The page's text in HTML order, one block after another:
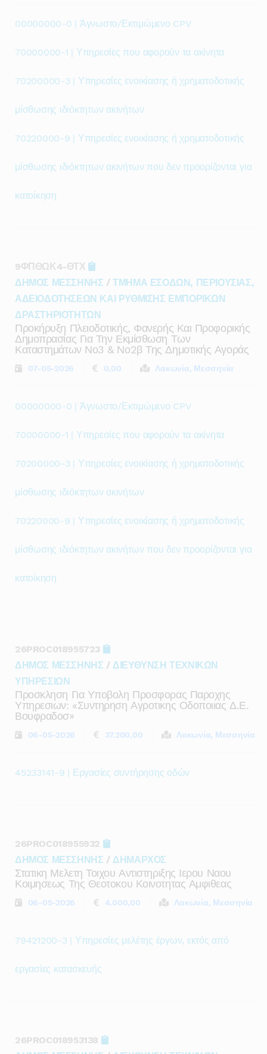
00000000-0 | Άγνωστο/Εκτιμώμενο CPV
70000000-1 | Υπηρεσίες που αφορούν τα ακίνητα
70200000-3 | Υπηρεσίες ενοικίασης ή χρηματοδοτικής
μίσθωσης ιδιόκτητων ακινήτων
70220000-9 | Υπηρεσίες ενοικίασης ή χρηματοδοτικής
μίσθωσης ιδιόκτητων ακινήτων που δεν προορίζονται για
κατοίκηση
9ΦΠΘΩΚ4-ΘΤΧ
ΔΗΜΟΣ ΜΕΣΣΗΝΗΣ /ΤΜΗΜΑ ΕΣΟΔΩΝ, ΠΕΡΙΟΥΣΙΑΣ,
ΑΔΕΙΟΔΟΤΗΣΕΩΝ ΚΑΙ ΡΥΘΜΙΣΗΣ ΕΜΠΟΡΙΚΩΝ
ΔΡΑΣΤΗΡΙΟΤΗΤΩΝ
Προκήρυξη Πλειοδοτικής, Φανερής Και Προφορικής
Δημοπρασίας Για Την Εκμίσθωση Των
Καταστημάτων Νο3 & Νο2β Της Δημοτικής Αγοράς
07-05-2026 0,00 Λακωνία, Μεσσηνία
00000000-0 | Άγνωστο/Εκτιμώμενο CPV
70000000-1 | Υπηρεσίες που αφορούν τα ακίνητα
70200000-3 | Υπηρεσίες ενοικίασης ή χρηματοδοτικής
μίσθωσης ιδιόκτητων ακινήτων
70220000-9 | Υπηρεσίες ενοικίασης ή χρηματοδοτικής
μίσθωσης ιδιόκτητων ακινήτων που δεν προορίζονται για
κατοίκηση
26PROC018955723
ΔΗΜΟΣ ΜΕΣΣΗΝΗΣ / ΔΙΕΥΘΥΝΣΗ ΤΕΧΝΙΚΩΝ
ΥΠΗΡΕΣΙΩΝ
Προσκληση Για Υποβολη Προσφορας Παροχης
Υπηρεσιων: «συντηρηση Αγροτικης Οδοποιιας Δ.ε.
Βουφραδοσ»
06-05-2026 37.200,00 Λακωνία, Μεσσηνία
45233141-9 | Εργασίες συντήρησης οδών
26PROC018955932
ΔΗΜΟΣ ΜΕΣΣΗΝΗΣ / ΔΗΜΑΡΧΟΣ
Στατικη Μελετη Τοιχου Αντιστηριξης Ιερου Ναου
Κοιμησεως Της Θεοτοκου Κοινοτητας Αμφιθεας
06-05-2026 4.000,00 Λακωνία, Μεσσηνία
79421200-3 | Υπηρεσίες μελέτης έργων, εκτός από
εργασίες κατασκευής
26PROC018953138